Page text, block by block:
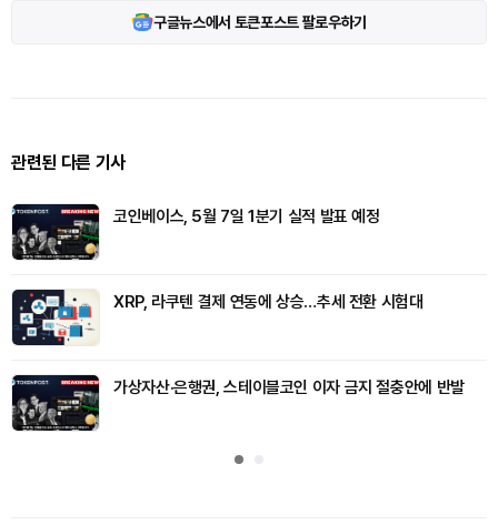
구글뉴스에서 토큰포스트 팔로우하기
관련된 다른 기사
코인베이스, 5월 7일 1분기 실적 발표 예정
XRP, 라쿠텐 결제 연동에 상승…추세 전환 시험대
가상자산·은행권, 스테이블코인 이자 금지 절충안에 반발